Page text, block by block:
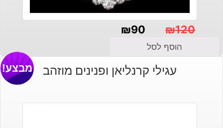
₪120
המקורי
₪90
הנוכחי
הוסף לסל
עגילי קרנליאן ופנינים מוזהב מבצע!